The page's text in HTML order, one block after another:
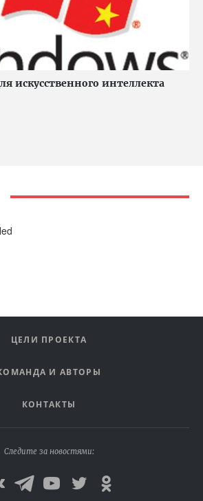
искусственного интеллекта
ЦЕЛИ ПРОЕКТА
И АВТОРЫ
КОНТАКТЫ
Следите за новостями: